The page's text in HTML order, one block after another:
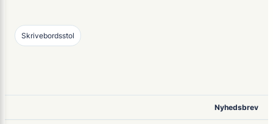
Skrivebordsstol
Nyhedsbrev